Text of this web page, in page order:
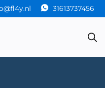
31613737456